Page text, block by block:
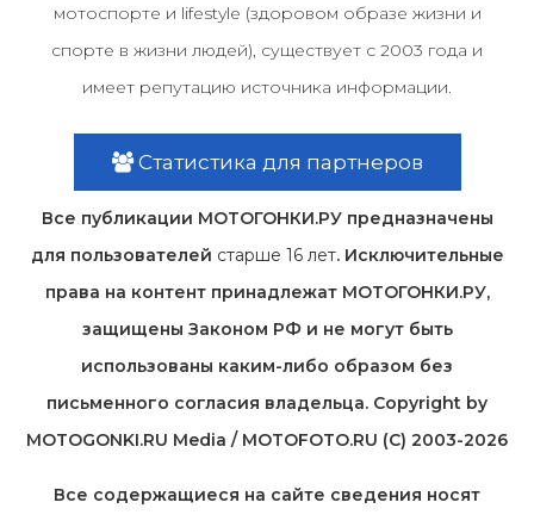
мотоспорте и lifestyle (здоровом образе жизни и
спорте в жизни людей), существует с 2003 года и
имеет репутацию источника информации.
Статистика для партнеров
Все публикации МОТОГОНКИ.РУ предназначены
для пользователей старше 16 лет. Исключительные
права на контент принадлежат МОТОГОНКИ.РУ,
защищены Законом РФ и не могут быть
использованы каким-либо образом без
письменного согласия владельца. Copyright by
MOTOGONKI.RU Media / MOTOFOTO.RU (C) 2003-2026
Все содержащиеся на cайте сведения носят